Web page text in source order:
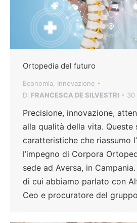
Ortopedia del futuro
Economia
Innovazione
Di FRANCESCA DE SILVESTRI 30
Precisione, innovazione,
alla qualità della vita. Queste
caratteristiche che riassumo
l’impegno di Corpora
sede ad Aversa, in
di cui abbiamo parlato con
Ceo e procuratore del gruppo